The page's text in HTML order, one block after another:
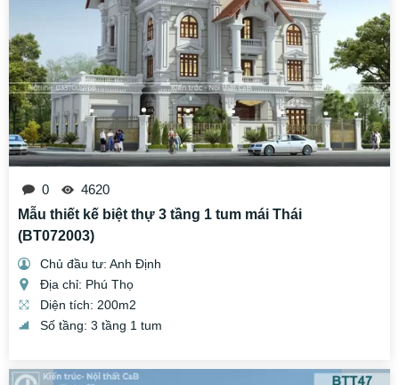
0
4620
Mẫu thiết kế biệt thự 3 tầng 1 tum mái Thái
(BT072003)
Chủ đầu tư: Anh Định
Địa chỉ: Phú Thọ
Diện tích: 200m2
Số tầng: 3 tầng 1 tum